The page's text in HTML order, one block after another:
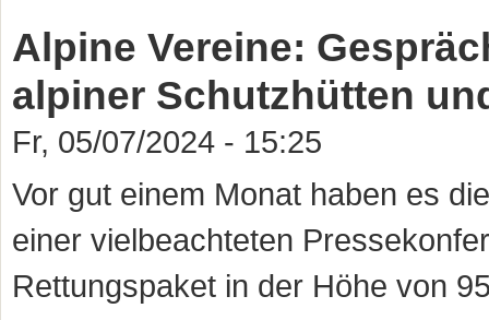
Alpine Vereine:
alpiner Schutzhütten
Fr, 05/07/2024 - 15:25
Vor gut einem Monat haben es
einer vielbeachteten
Rettungspaket in der Höhe von